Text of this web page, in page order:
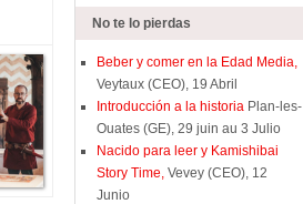
No te lo pierdas
Beber y comer en la Edad Media,
Veytaux (CEO), 19 Abril
Introducción a la historia Plan-les-
Ouates (GE), 29 juin au 3 Julio
Nacido para leer y Kamishibai
Story Time, Vevey (CEO), 12
Junio